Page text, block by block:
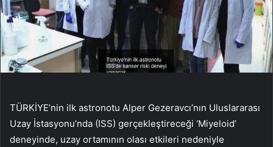
TÜRKİYE’nin ilk astronotu Alper Gezeravcı’nın Uluslararası
Uzay İstasyonu’nda (ISS) gerçekleştireceği ‘Miyeloid’
deneyinde, uzay ortamının olası etkileri nedeniyle